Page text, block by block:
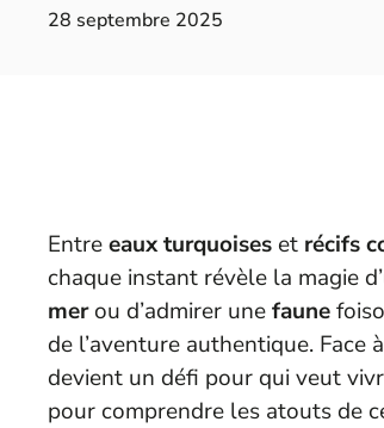
28 septembre 2025
Entreeaux turquoises et récifs
chaque instant révèle la magie
merou d’admirer unefaune
de l’aventure authentique.
devient un défi pour qui veut
pour comprendre les atouts de